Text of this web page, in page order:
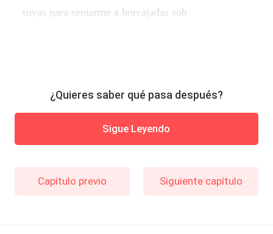
suyas para sentarme a horcajadas sob
¿Quieres saber qué pasa después?
Sigue Leyendo
Capítulo previo Siguiente capítulo